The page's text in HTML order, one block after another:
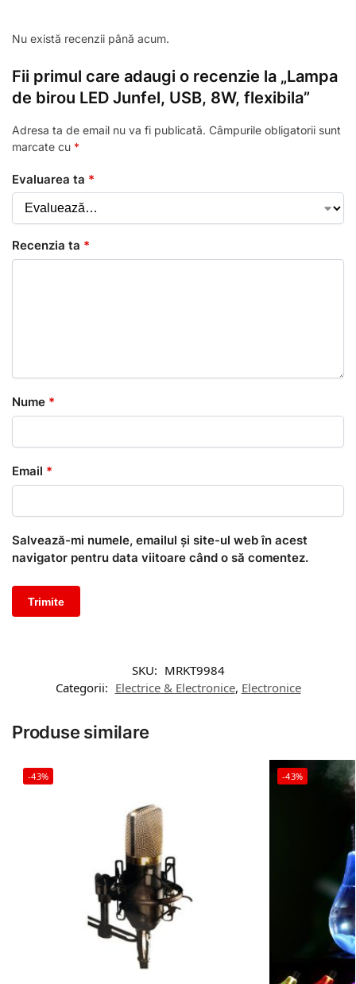
Nu există recenzii până acum.
Fii primul care adaugi o recenzie la „Lampa
de birou LED Junfel, USB, 8W, flexibila”
Adresa ta de email nu va fi publicată. Câmpurile obligatorii sunt
marcate cu *
Evaluarea ta *
Recenzia ta *
Nume *
Email *
Salvează-mi numele, emailul și site-ul web în acest
navigator pentru data viitoare când o să comentez.
SKU: MRKT9984
Categorii: Electrice & Electronice, Electronice
Produse similare
-43% -43%